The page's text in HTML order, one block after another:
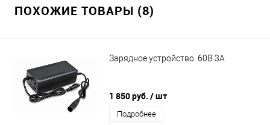
ПОХОЖИЕ ТОВАРЫ (8)
Зарядное устройство. 60В 3А
1 850 руб. / шт
Подробнее